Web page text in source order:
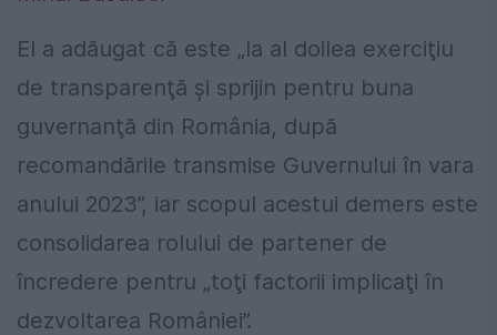
El a adăugat că este „la al doilea exerciţiu
de transparenţă şi sprijin pentru buna
guvernanţă din România, după
recomandările transmise Guvernului în vara
anului 2023”, iar scopul acestui demers este
consolidarea rolului de partener de
încredere pentru „toţi factorii implicaţi în
dezvoltarea României”.